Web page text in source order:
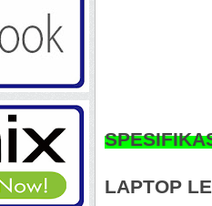
LAPTOP